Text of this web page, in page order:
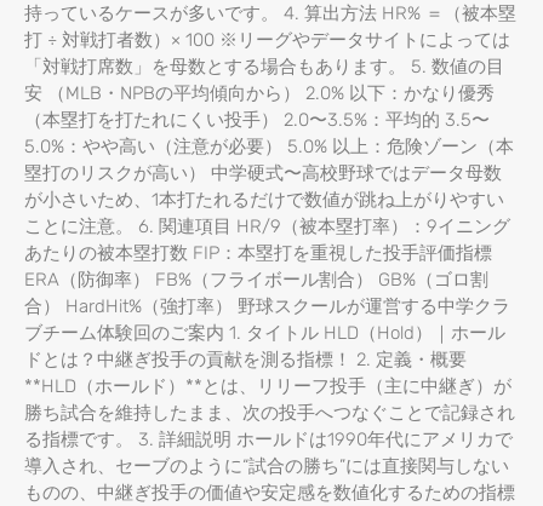
持っているケースが多いです。 4. 算出方法 HR% ＝（被本塁
打 ÷ 対戦打者数）× 100 ※リーグやデータサイトによっては
「対戦打席数」を母数とする場合もあります。 5. 数値の目
安 （MLB・NPBの平均傾向から） 2.0% 以下：かなり優秀
（本塁打を打たれにくい投手） 2.0〜3.5%：平均的 3.5〜
5.0%：やや高い（注意が必要） 5.0% 以上：危険ゾーン（本
塁打のリスクが高い） 中学硬式〜高校野球ではデータ母数
が小さいため、1本打たれるだけで数値が跳ね上がりやすい
ことに注意。 6. 関連項目 HR/9（被本塁打率）：9イニング
あたりの被本塁打数 FIP：本塁打を重視した投手評価指標
ERA（防御率） FB%（フライボール割合） GB%（ゴロ割
合） HardHit%（強打率） 野球スクールが運営する中学クラ
ブチーム体験回のご案内 1. タイトル HLD（Hold）｜ホール
ドとは？中継ぎ投手の貢献を測る指標！ 2. 定義・概要
**HLD（ホールド）**とは、リリーフ投手（主に中継ぎ）が
勝ち試合を維持したまま、次の投手へつなぐことで記録され
る指標です。 3. 詳細説明 ホールドは1990年代にアメリカで
導入され、セーブのように“試合の勝ち”には直接関与しない
ものの、中継ぎ投手の価値や安定感を数値化するための指標